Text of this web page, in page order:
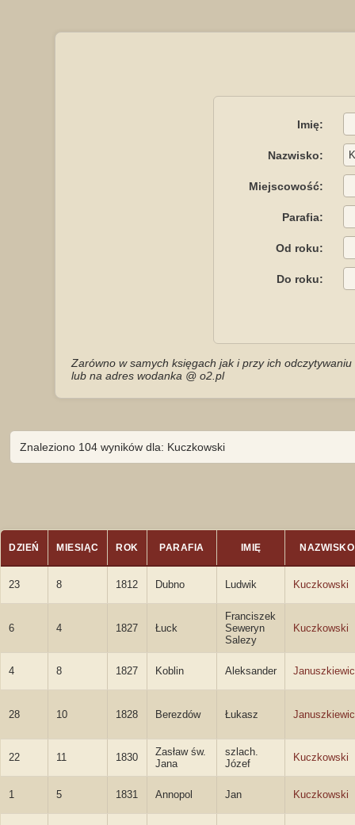
Imię:
Nazwisko:
Miejscowość:
Parafia:
Od roku:
Do roku:
Zarówno w samych księgach jak i przy ich
lub na adres wodanka @ o2.pl
Znaleziono 104 wyników dla: Kuczkowski
DZIEŃ MIESIĄC ROK PARAFIA IMIĘ NAZWISKO
23 8 1812 Dubno Ludwik Kuczkowski
6 4 1827 Łuck
Franciszek
Seweryn
Salezy
Kuczkowski
4 8 1827 Koblin Aleksander
28 10 1828 Berezdów Łukasz
22 11 1830
Zasław św.
Jana
szlach.
Józef
Kuczkowski
1 5 1831 Annopol Jan Kuczkowski